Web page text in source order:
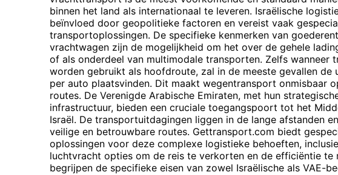
binnen het land als internationaal te leveren. Israëlische
beïnvloed door geopolitieke factoren en vereist vaak
transportoplossingen. De specifieke kenmerken van
vrachtwagen zijn de mogelijkheid om het over de gehele
of als onderdeel van multimodale transporten. Zelfs wanneer
worden gebruikt als hoofdroute, zal in de meeste gevallen de
per auto plaatsvinden. Dit maakt wegentransport onmisbaar
routes. De Verenigde Arabische Emiraten, met hun
infrastructuur, bieden een cruciale toegangspoort tot het
Israël. De transportuitdagingen liggen in de lange afstanden
veilige en betrouwbare routes. Gettransport.com biedt
oplossingen voor deze complexe logistieke behoeften,
luchtvracht opties om de reis te verkorten en de efficiëntie te
begrijpen de specifieke eisen van zowel Israëlische als VAE-